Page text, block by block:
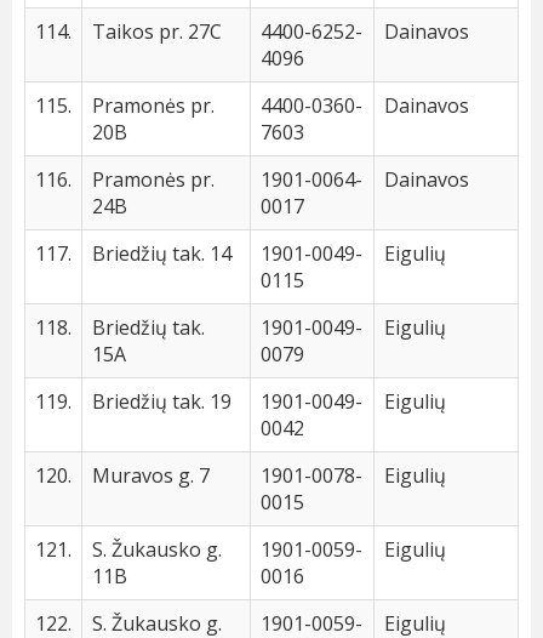
114. Taikos pr. 27C
4400-6252-
4096
Dainavos
115.
Pramonės pr.
20B
4400-0360-
7603
Dainavos
116.
Pramonės pr.
24B
1901-0064-
0017
Dainavos
117. Briedžių tak. 14
1901-0049-
0115
Eigulių
118.
Briedžių tak.
15A
1901-0049-
0079
Eigulių
119. Briedžių tak. 19
1901-0049-
0042
Eigulių
120. Muravos g. 7
1901-0078-
0015
Eigulių
121.
S. Žukausko g.
11B
1901-0059-
0016
Eigulių
122.
S. Žukausko g.
1901-0059-
Eigulių